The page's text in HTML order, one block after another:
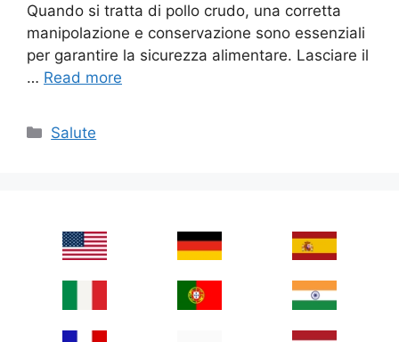
Quando si tratta di pollo crudo, una corretta
manipolazione e conservazione sono essenziali
per garantire la sicurezza alimentare. Lasciare il
… Read more
Categories
Salute